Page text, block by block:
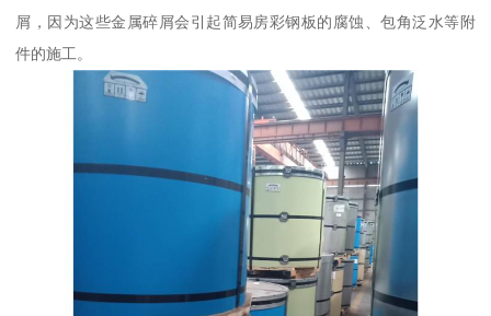
屑，因为这些金属碎屑会引起简易房彩钢板的腐蚀、包角泛水等附
件的施工。